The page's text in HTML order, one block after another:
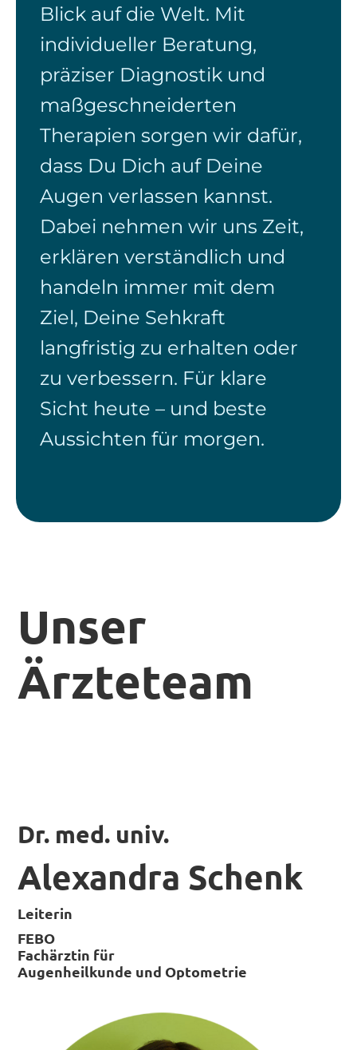
Blick auf die Welt. Mit
individueller Beratung,
präziser Diagnostik und
maßgeschneiderten
Therapien sorgen wir dafür,
dass Du Dich auf Deine
Augen verlassen kannst.
Dabei nehmen wir uns Zeit,
erklären verständlich und
handeln immer mit dem
Ziel, Deine Sehkraft
langfristig zu erhalten oder
zu verbessern. Für klare
Sicht heute – und beste
Aussichten für morgen.
Unser
Ärzteteam
Dr. med. univ.
Alexandra Schenk
Leiterin
FEBO
Fachärztin für
Augenheilkunde und Optometrie